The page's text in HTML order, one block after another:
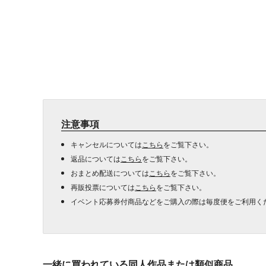
注意事項
キャンセルについては こちらをご覧下さい。
返品については こちらをご覧下さい。
おまとめ配送については こちらをご覧下さい。
再販投票については こちらをご覧下さい。
イベント応募券付商品などをご購入の際は毎度便をご利用く